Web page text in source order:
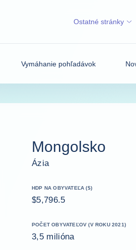
Vymáhanie pohľadávok
Ostatné stránky
Mongolsko
Ázia
HDP NA OBYVATEĽA ($)
$5,796.5
POČET OBYVATEĽOV (V ROKU 2021)
3,5 milióna